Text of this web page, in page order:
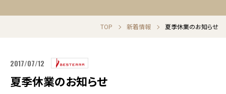
TOP 新着情報 夏季休業のお知らせ
2017/07/12
夏季休業のお知らせ